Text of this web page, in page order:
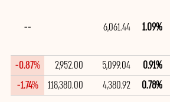
1.09%
6,061.44
--
0.91%
5,099.04
2,952.00
-0.87%
0.78%
4,380.92
118,380.00
-1.74%